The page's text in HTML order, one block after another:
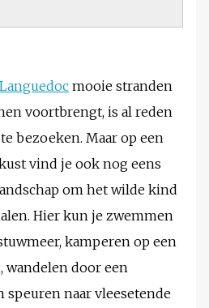
Languedoc mooie stranden
voortbrengt, is al reden
bezoeken. Maar op een
vind je ook nog eens
om het wilde kind
Hier kun je zwemmen
kamperen op een
wandelen door een
naar vleesetende